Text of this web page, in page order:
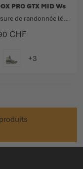
CHF
PRO GTX MID Ws
Chaussure de randonnée légère technique avec tige à coupe moyenne.